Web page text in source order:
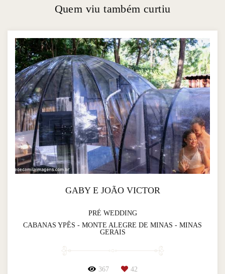
Quem viu também curtiu
GABY E JOÃO VICTOR
PRÉ WEDDING
CABANAS YPÊS - MONTE ALEGRE DE MINAS - MINAS
GERAIS
367 42